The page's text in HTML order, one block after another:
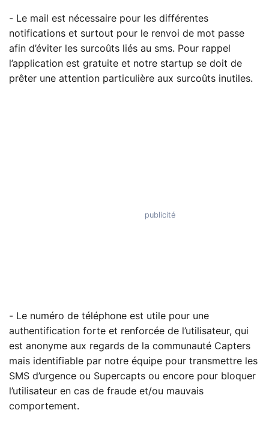
- Le mail est nécessaire pour les différentes
notifications et surtout pour le renvoi de mot passe
afin d’éviter les surcoûts liés au sms. Pour rappel
l’application est gratuite et notre startup se doit de
prêter une attention particulière aux surcoûts inutiles.
- Le numéro de téléphone est utile pour une
authentification forte et renforcée de l’utilisateur, qui
est anonyme aux regards de la communauté Capters
mais identifiable par notre équipe pour transmettre les
SMS d’urgence ou Supercapts ou encore pour bloquer
l’utilisateur en cas de fraude et/ou mauvais
comportement.